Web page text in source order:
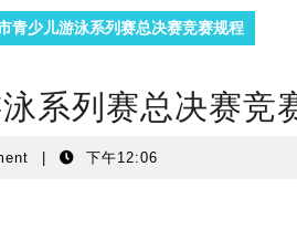
青少儿游泳系列赛总决赛竞赛规程
系列赛总决赛竞
下午12:06